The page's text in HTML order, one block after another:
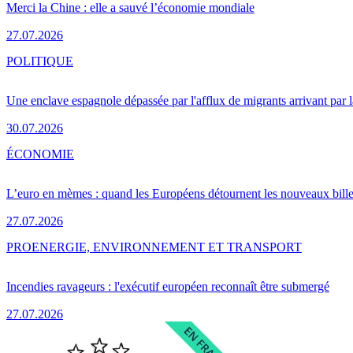
Merci la Chine : elle a sauvé l’économie mondiale
27.07.2026
Une enclave espagnole dépassée par l'afflux de migrants arrivant par
30.07.2026
POLITIQUE
L’euro en mèmes : quand les Européens détournent les nouveaux
27.07.2026
ÉCONOMIE
Incendies ravageurs : l'exécutif européen reconnaît être submergé
27.07.2026
PROENERGIE, ENVIRONNEMENT ET TRANSPORT